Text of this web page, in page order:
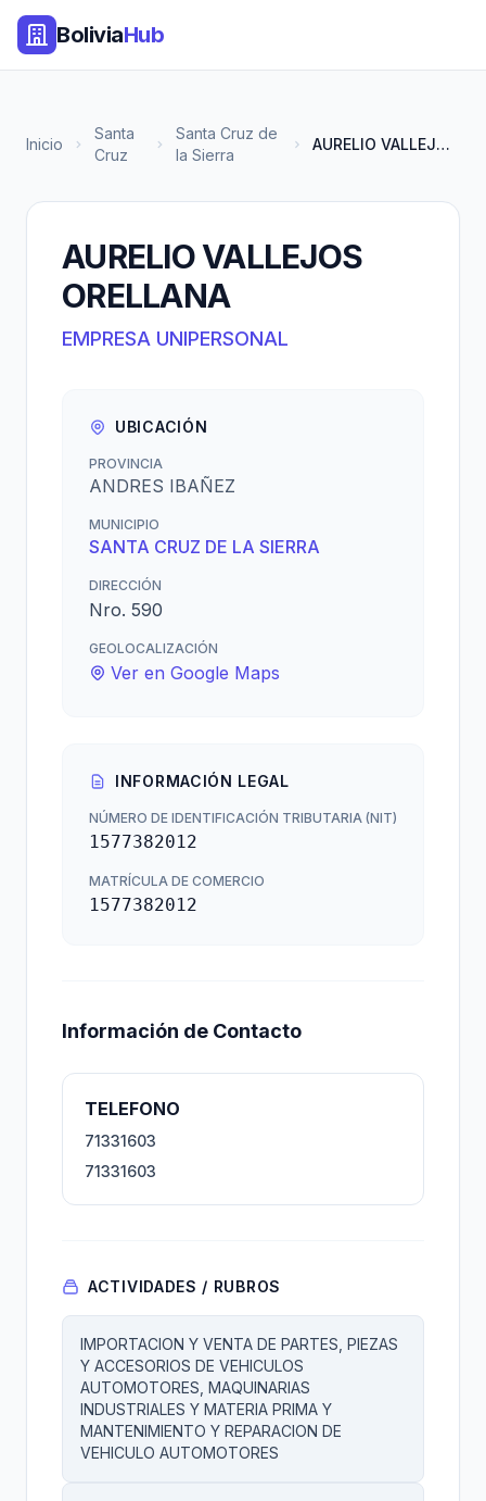
BoliviaHub
Inicio
Santa
Cruz
Santa Cruz de
la Sierra
AURELIO VALLEJOS ORELLANA
AURELIO VALLEJOS
ORELLANA
EMPRESA UNIPERSONAL
UBICACIÓN
PROVINCIA
ANDRES IBAÑEZ
MUNICIPIO
SANTA CRUZ DE LA SIERRA
DIRECCIÓN
Nro. 590
GEOLOCALIZACIÓN
Ver en Google Maps
INFORMACIÓN LEGAL
NÚMERO DE IDENTIFICACIÓN TRIBUTARIA (NIT)
1577382012
MATRÍCULA DE COMERCIO
1577382012
Información de Contacto
TELEFONO
71331603
71331603
ACTIVIDADES / RUBROS
IMPORTACION Y VENTA DE PARTES, PIEZAS
Y ACCESORIOS DE VEHICULOS
AUTOMOTORES, MAQUINARIAS
INDUSTRIALES Y MATERIA PRIMA Y
MANTENIMIENTO Y REPARACION DE
VEHICULO AUTOMOTORES